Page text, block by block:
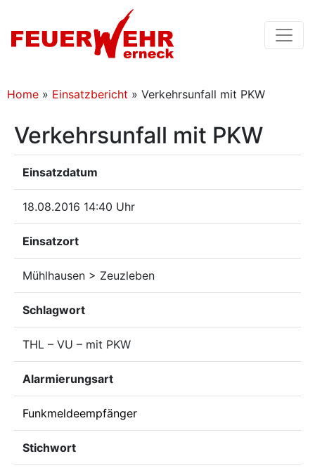
Home » Einsatzbericht » Verkehrsunfall mit PKW
Verkehrsunfall mit PKW
Einsatzdatum
18.08.2016 14:40 Uhr
Einsatzort
Mühlhausen > Zeuzleben
Schlagwort
THL – VU – mit PKW
Alarmierungsart
Funkmeldeempfänger
Stichwort